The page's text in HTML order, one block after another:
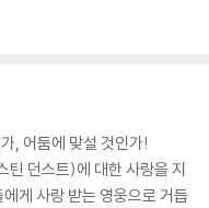
, 어둠에 맞설 것인가!
던스트)에 대한 사랑을 지
게 사랑 받는 영웅으로 거듭